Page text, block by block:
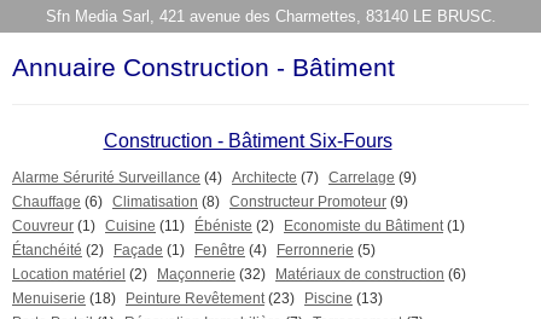
Sfn Media Sarl, 421 avenue des Charmettes, 83140 LE BRUSC.
Annuaire Construction - Bâtiment
Construction - Bâtiment Six-Fours
Alarme Sérurité Surveillance (4) Architecte (7) Carrelage (9)
Chauffage (6) Climatisation (8) Constructeur Promoteur (9)
Couvreur (1) Cuisine (11) Ébéniste (2) Economiste du Bâtiment (1)
Étanchéité (2) Façade (1) Fenêtre (4) Ferronnerie (5)
Location matériel (2) Maçonnerie (32) Matériaux de construction (6)
Menuiserie (18) Peinture Revêtement (23) Piscine (13)